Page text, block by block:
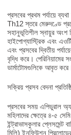
প্রসবের প্রথম পর্যায়ে
Th12 স্তরে মেরুদণ্ডে
সহানুভূতিশীল স্নায়ুর অংশ
হাইপোগ্যাস্ট্রিক এবং
এবং প্রসবের দ্বিতীয়
বৃদ্ধি করে। পেরিনিয়ামের
ডার্মাটোমগুলিকে আবৃত
সক্রিয় প্রসব বেদনা
প্রসবের সময় এপিডুরাল
মহিলাদের ক্ষেত্রে ৪-৫
ইন্ট্রাভাসকুলার
মিলি) ইনফিউশন